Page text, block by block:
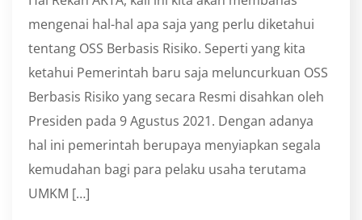
mengenai hal-hal apa saja yang perlu diketahui
tentang OSS Berbasis Risiko. Seperti yang kita
ketahui Pemerintah baru saja meluncurkuan OSS
Berbasis Risiko yang secara Resmi disahkan oleh
Presiden pada 9 Agustus 2021. Dengan adanya
hal ini pemerintah berupaya menyiapkan segala
kemudahan bagi para pelaku usaha terutama
UMKM […]